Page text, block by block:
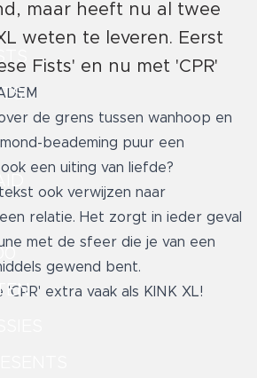
maar heeft nu al twee
weten te leveren. Eerst
Fists' en nu met 'CPR'
de grens tussen wanhoop en
beademing puur een
een uiting van liefde?
ook verwijzen naar
relatie. Het zorgt in ieder geval
met de sfeer die je van een
gewend bent.
extra vaak als KINK XL!